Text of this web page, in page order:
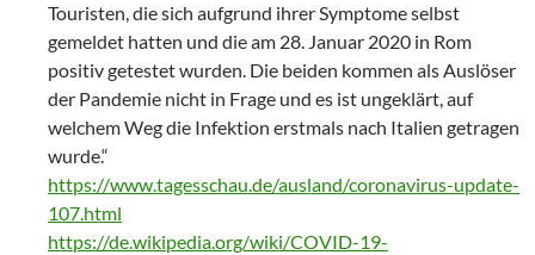
Touristen, die sich aufgrund ihrer Symptome selbst
gemeldet hatten und die am 28. Januar 2020 in Rom
positiv getestet wurden. Die beiden kommen als Auslöser
der Pandemie nicht in Frage und es ist ungeklärt, auf
welchem Weg die Infektion erstmals nach Italien getragen
wurde.“
https://www.tagesschau.de/ausland/coronavirus-update-
107.html
https://de.wikipedia.org/wiki/COVID-19-